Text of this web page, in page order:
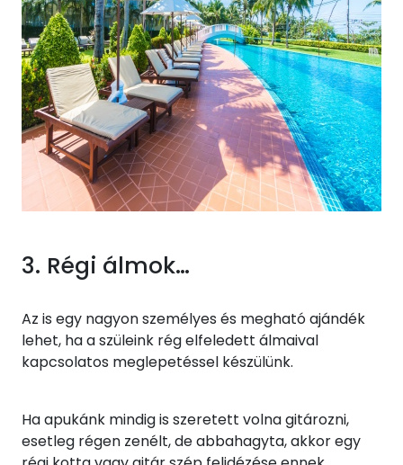
3. Régi álmok…
Az is egy nagyon személyes és megható ajándék
lehet, ha a szüleink rég elfeledett álmaival
kapcsolatos meglepetéssel készülünk.
Ha apukánk mindig is szeretett volna gitározni,
esetleg régen zenélt, de abbahagyta, akkor egy